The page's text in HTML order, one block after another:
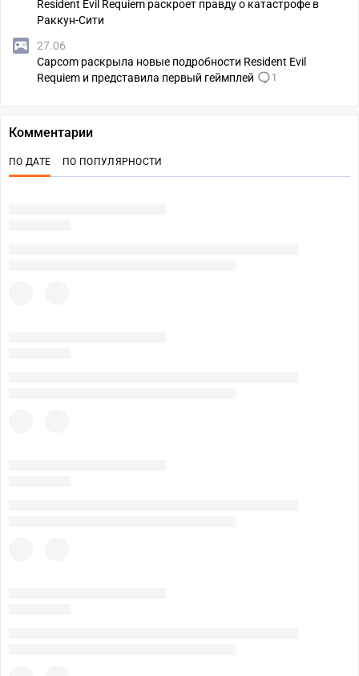
Resident Evil Requiem раскроет правду о катастрофе в
Раккун-Сити
27.06
Capcom раскрыла новые подробности Resident Evil
Requiem и представила первый геймплей
1
Комментарии
ПО ДАТЕ ПО ПОПУЛЯРНОСТИ